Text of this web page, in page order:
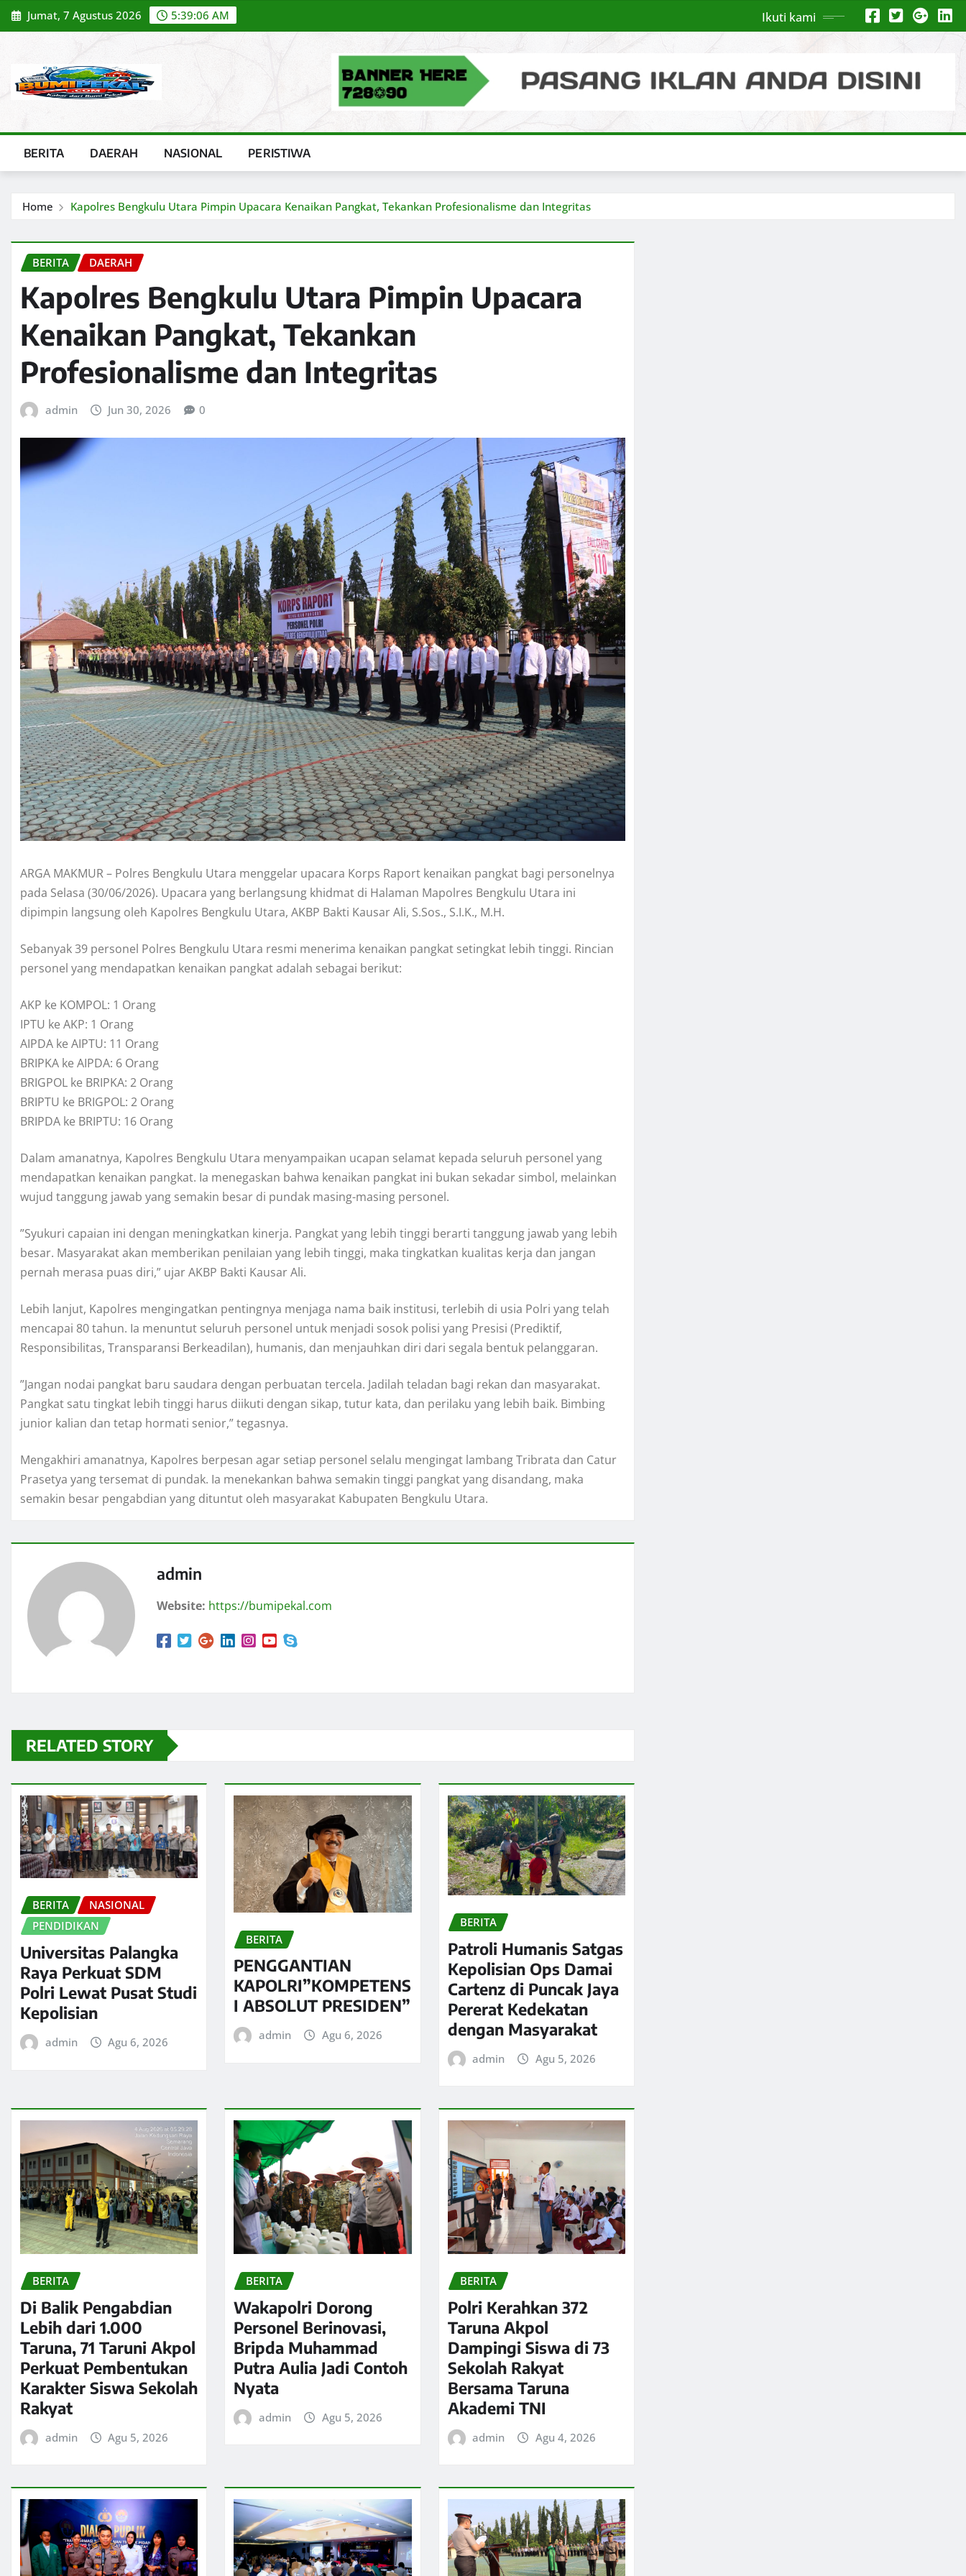
Skip
to
Jumat, 7 Agustus 2026 5:39:07 AM Ikuti kami
BERITA DAERAH NASIONAL PERISTIWA
Home Kapolres Bengkulu Utara Pimpin Upacara Kenaikan Pangkat, Tekankan Profesionalisme dan Integritas
BERITA DAERAH
Kapolres Bengkulu Utara Pimpin Upacara
Kenaikan Pangkat, Tekankan
Profesionalisme dan Integritas
admin Jun 30, 2026 0
​ARGA MAKMUR – Polres Bengkulu Utara menggelar upacara Korps Raport kenaikan pangkat bagi personelnya
pada Selasa (30/06/2026). Upacara yang berlangsung khidmat di Halaman Mapolres Bengkulu Utara ini
dipimpin langsung oleh Kapolres Bengkulu Utara, AKBP Bakti Kausar Ali, S.Sos., S.I.K., M.H.
​Sebanyak 39 personel Polres Bengkulu Utara resmi menerima kenaikan pangkat setingkat lebih tinggi. Rincian
personel yang mendapatkan kenaikan pangkat adalah sebagai berikut:
​AKP ke KOMPOL: 1 Orang
​IPTU ke AKP: 1 Orang
​AIPDA ke AIPTU: 11 Orang
​BRIPKA ke AIPDA: 6 Orang
​BRIGPOL ke BRIPKA: 2 Orang
​BRIPTU ke BRIGPOL: 2 Orang
​BRIPDA ke BRIPTU: 16 Orang
​Dalam amanatnya, Kapolres Bengkulu Utara menyampaikan ucapan selamat kepada seluruh personel yang
mendapatkan kenaikan pangkat. Ia menegaskan bahwa kenaikan pangkat ini bukan sekadar simbol, melainkan
wujud tanggung jawab yang semakin besar di pundak masing-masing personel.
​”Syukuri capaian ini dengan meningkatkan kinerja. Pangkat yang lebih tinggi berarti tanggung jawab yang lebih
besar. Masyarakat akan memberikan penilaian yang lebih tinggi, maka tingkatkan kualitas kerja dan jangan
pernah merasa puas diri,” ujar AKBP Bakti Kausar Ali.
​Lebih lanjut, Kapolres mengingatkan pentingnya menjaga nama baik institusi, terlebih di usia Polri yang telah
mencapai 80 tahun. Ia menuntut seluruh personel untuk menjadi sosok polisi yang Presisi (Prediktif,
Responsibilitas, Transparansi Berkeadilan), humanis, dan menjauhkan diri dari segala bentuk pelanggaran.
​”Jangan nodai pangkat baru saudara dengan perbuatan tercela. Jadilah teladan bagi rekan dan masyarakat.
Pangkat satu tingkat lebih tinggi harus diikuti dengan sikap, tutur kata, dan perilaku yang lebih baik. Bimbing
junior kalian dan tetap hormati senior,” tegasnya.
​Mengakhiri amanatnya, Kapolres berpesan agar setiap personel selalu mengingat lambang Tribrata dan Catur
Prasetya yang tersemat di pundak. Ia menekankan bahwa semakin tinggi pangkat yang disandang, maka
semakin besar pengabdian yang dituntut oleh masyarakat Kabupaten Bengkulu Utara.
admin
Website: https://bumipekal.com
RELATED STORY
BERITA
NASIONAL
PENDIDIKAN
Universitas Palangka
Raya Perkuat SDM
Polri Lewat Pusat Studi
Kepolisian
admin Agu 6, 2026
BERITA
PENGGANTIAN
KAPOLRI”KOMPETENS
I ABSOLUT PRESIDEN”
admin Agu 6, 2026
BERITA
Patroli Humanis Satgas
Kepolisian Ops Damai
Cartenz di Puncak Jaya
Pererat Kedekatan
dengan Masyarakat
admin Agu 5, 2026
BERITA
Di Balik Pengabdian
Lebih dari 1.000
Taruna, 71 Taruni Akpol
Perkuat Pembentukan
Karakter Siswa Sekolah
Rakyat
admin Agu 5, 2026
BERITA
Wakapolri Dorong
Personel Berinovasi,
Bripda Muhammad
Putra Aulia Jadi Contoh
Nyata
admin Agu 5, 2026
BERITA
Polri Kerahkan 372
Taruna Akpol
Dampingi Siswa di 73
Sekolah Rakyat
Bersama Taruna
Akademi TNI
admin Agu 4, 2026